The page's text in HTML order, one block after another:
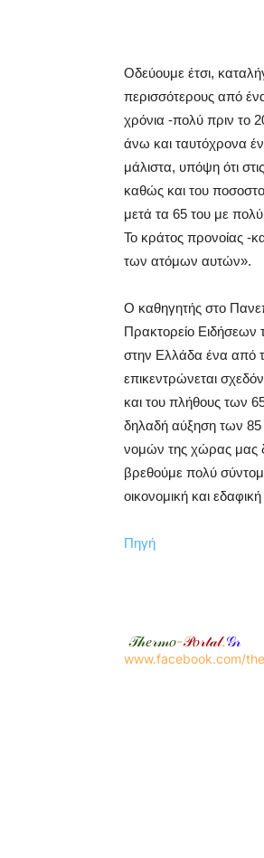
Οδεύουμε έτσι,
περισσότερους από
χρόνια -πολύ πριν το
άνω και ταυτόχρονα
μάλιστα, υπόψη ότι
καθώς και του
μετά τα 65 του με πολύ
Το κράτος προνοίας -
των ατόμων αυτών».
Ο καθηγητής στο
Πρακτορείο Ειδήσεων
στην Ελλάδα ένα από
επικεντρώνεται
και του πλήθους των
δηλαδή αύξηση των 85
νομών της χώρας μας
βρεθούμε πολύ
οικονομική και
Πηγή
𝒯𝒽𝑒𝓇𝓂𝑜-𝒫𝑜𝓇𝓉𝒶𝓁.𝒢𝓇
www.facebook.com/